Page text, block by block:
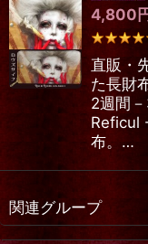
4,800
直販・
た長財
2週間
Reficul
布。…
関連グループ